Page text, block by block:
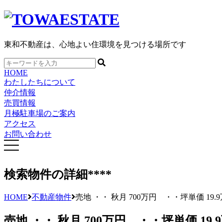
東和不動産は、心地よい住環境を見つける場所です
HOME
わたしたちについて
仲介情報
売買情報
月極駐車場のご案内
アクセス
お問い合わせ
検索物件の詳細****
HOME 不動産物件 売地 ・・ 秋月 700万円 ・・坪単価 19.9